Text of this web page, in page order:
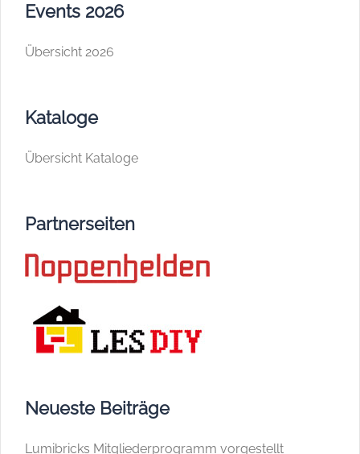
Events 2026
Übersicht 2026
Kataloge
Übersicht Kataloge
Partnerseiten
Neueste Beiträge
Lumibricks Mitgliederprogramm vorgestellt